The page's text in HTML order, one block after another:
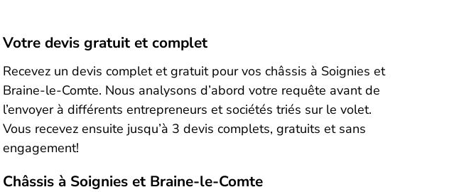
Votre devis gratuit et complet
Recevez un devis complet et gratuit pour vos châssis à Soignies et
Braine-le-Comte. Nous analysons d’abord votre requête avant de
l’envoyer à différents entrepreneurs et sociétés triés sur le volet.
Vous recevez ensuite jusqu’à 3 devis complets, gratuits et sans
engagement!
Châssis à Soignies et Braine-le-Comte